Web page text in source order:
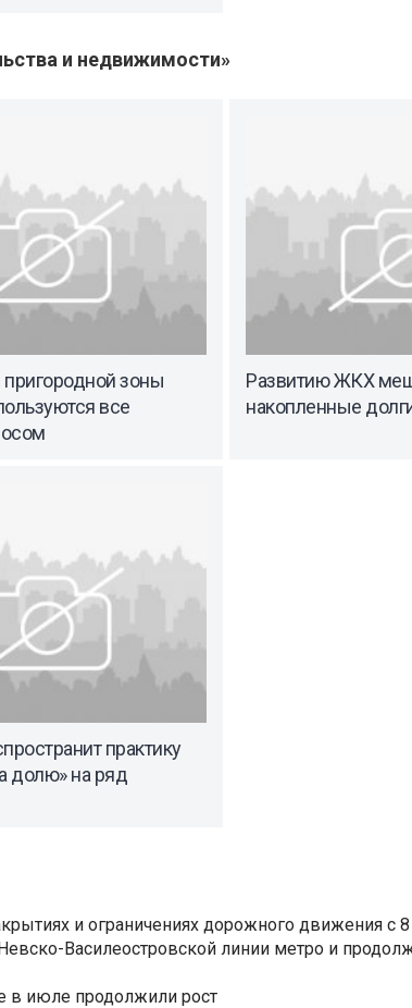
и недвижимости»
зоны
все
Развитию ЖКХ
накопленные
практику
долю» на ряд
и ограничениях дорожного движения с 8
Василеостровской линии метро и
в июле продолжили рост